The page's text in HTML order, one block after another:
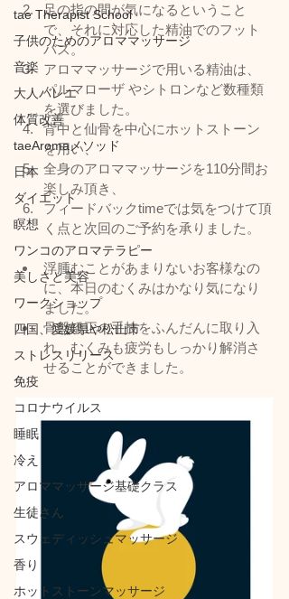
tae Therapist School
子供のためのアロママッサージ
音楽
大人バレエ
体質改善
taeAromaメソッド
日本
ダイエット
瞑想
ワンコのアロマテラピー
美しさと美容
ワークショップ
四国、愛媛県や松山市
ストレスリリース
免疫
コロナウイルス
睡眠
冷え
アロママッサージ基礎クラス
生徒さん
スウェディッシュマッサージ
香り
ホットストーンマッサージ
足の指の間が気になるということ
で、それに対応した精油でのフット
バス。
アロママッサージで用いる精油は、
パルマローザ やシトロンなど数種類
を選びました。
背中と仙骨を中心にホットストーン
を用い、
全身のアロママッサージを110分間お
楽しみ頂き、
フィードバックtimeでは気をつけて頂
く点と次回のご予約を承りました。
浮腫むことがあまりないお客様なの
に、本日のむくみはかなり気になり
ました。
骨盤矯正の手技をふんだんに取り入
れ、むくみも疲労もしっかり解消さ
せることができました。